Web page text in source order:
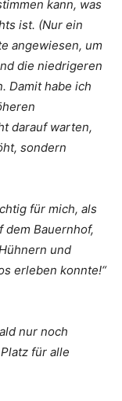
kann, was
ist. (Nur ein
angewiesen, um
die niedrigeren
Damit habe ich
darauf warten,
sondern
für mich, als
dem Bauernhof,
und
erleben konnte!“
nur noch
für alle